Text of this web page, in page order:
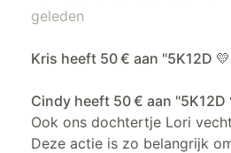
geleden
Kris heeft 50 € aan "5K12D
Cindy heeft 50 € aan "5K12D
Ook ons dochtertje Lori
Deze actie is zo belangrijk